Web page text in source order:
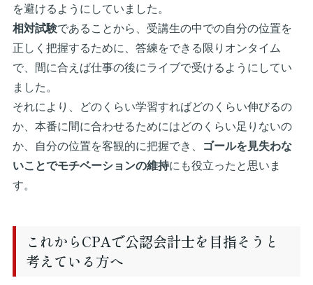
を避けるようにしていました。
相対試験であることから、受講生の中での自分の位置を
正しく把握するために、答練をできる限りオンタイム
で、間に合えば仕事の後にライブで受けるようにしてい
ました。
それにより、どのくらい学習すればどのくらい伸びるの
か、本番に間に合わせるためにはどのくらい足りないの
か、自分の位置を客観的に把握でき、
ゴールを見失わな
いことでモチベーションの維持にも役立ったと思いま
す。
これからCPAで公認会計士を目指そうと
考えている方へ